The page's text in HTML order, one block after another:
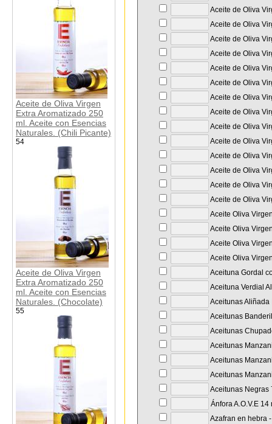
Aceite de Oliva Virgen
Extra Aromatizado 250
ml. Aceite con Esencias
Naturales. (Chili Picante)
54
Aceite de Oliva Virgen
Extra Aromatizado 250
ml. Aceite con Esencias
Naturales. (Chocolate)
55
Aceite de Oliva
Aceite de Oliva
Aceite de Oliva
Aceite de Oliva
Aceite de Oliva
Aceite de Oliva
Aceite de Oliva
Aceite de Oliva
Aceite de Oliva
Aceite de Oliva
Aceite de Oliva
Aceite de Oliva
Aceite de Oliva
Aceite de Oliva
Aceite Oliva
Aceite Oliva
Aceite Oliva
Aceite Oliva
Aceituna Gordal
Aceituna Verdial
Aceitunas Aliñada
Aceitunas
Aceitunas
Aceitunas
Aceitunas
Aceitunas
Aceitunas Negras
Ánfora A.O.V.E
Azafran en hebra